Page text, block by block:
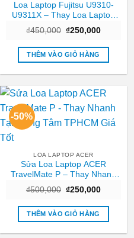
Loa Laptop Fujitsu U9310-
U9311X – Thay Loa Laptop
TPHCM | Lấy Ngay Giá Rẻ
₫450,000 Giá
là:
₫450,000.
₫250,000Giá
tại
₫250,000.
THÊM VÀO GIỎ HÀNG
-50%
LOA LAPTOP ACER
Sửa Loa Laptop ACER
TravelMate P – Thay Nhanh
Tốt
₫500,000 Giá
là:
₫500,000.
₫250,000Giá
tại
₫250,000.
THÊM VÀO GIỎ HÀNG